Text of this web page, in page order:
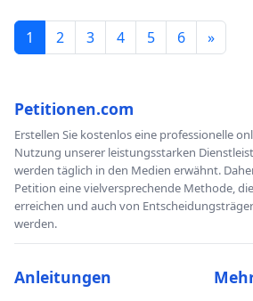
1 2 3 4 5 6 »
Petitionen.com
Erstellen Sie kostenlos eine professionelle
Nutzung unserer leistungsstarken
werden täglich in den Medien erwähnt.
Petition eine vielversprechende Methode,
erreichen und auch von
werden.
Anleitungen